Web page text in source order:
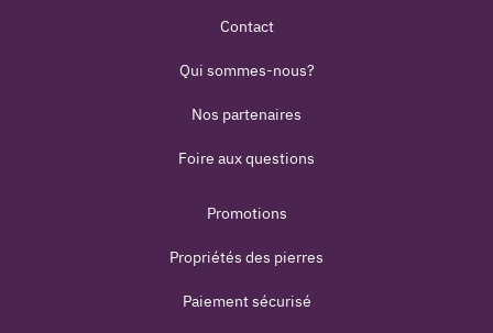
Contact
Qui sommes-nous?
Nos partenaires
Foire aux questions
Promotions
Propriétés des pierres
Paiement sécurisé